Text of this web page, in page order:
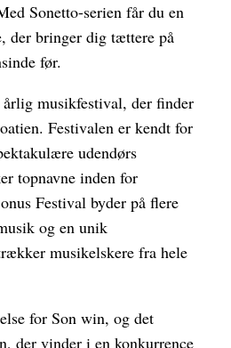
Sonetto-serien får du en
der bringer dig tættere på
før.
årlig musikfestival, der finder
Festivalen er kendt for
udendørs
topnavne inden for
Festival byder på flere
og en unik
musikelskere fra hele
for Son win, og det
der vinder i en konkurrence